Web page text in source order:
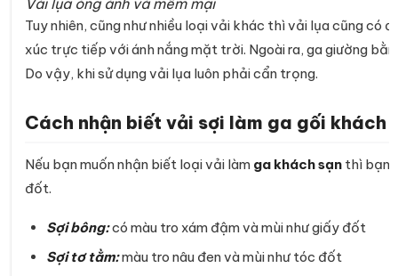
Vải lụa óng ánh và mềm mại
Tuy nhiên, cũng như nhiều loại vải khác thì vải lụa cũng có
xúc trực tiếp với ánh nắng mặt trời. Ngoài ra, ga giường
Do vậy, khi sử dụng vải lụa luôn phải cẩn trọng.
Cách nhận biết vải sợi làm ga gối khách
Nếu bạn muốn nhận biết loại vải làm ga khách sạn thì bạn
đốt.
Sợi bông:có màu tro xám đậm và mùi như giấy đốt
Sợi tơ tằm:màu tro nâu đen và mùi như tóc đốt